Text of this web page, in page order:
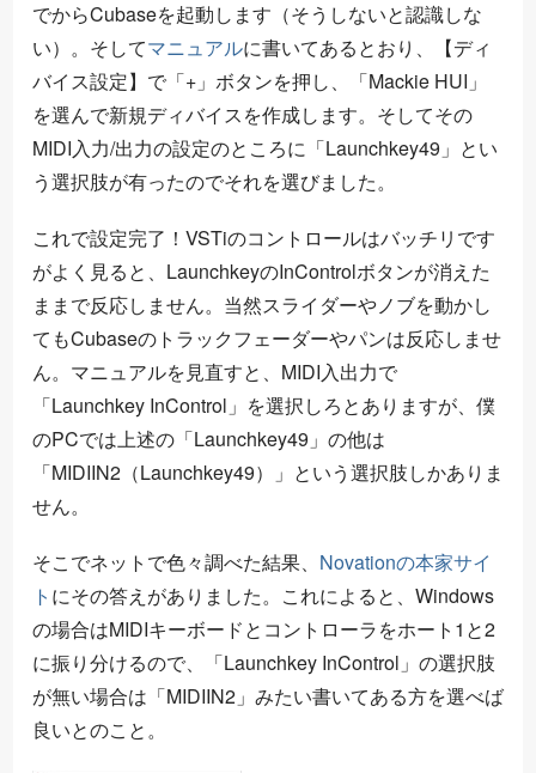
でからCubaseを起動します（そうしないと認識しな
い）。そしてマニュアルに書いてあるとおり、【ディ
バイス設定】で「+」ボタンを押し、「Mackie HUI」
を選んで新規ディバイスを作成します。そしてその
MIDI入力/出力の設定のところに「Launchkey49」とい
う選択肢が有ったのでそれを選びました。
これで設定完了！VSTiのコントロールはバッチリです
がよく見ると、LaunchkeyのInControlボタンが消えた
ままで反応しません。当然スライダーやノブを動かし
てもCubaseのトラックフェーダーやパンは反応しませ
ん。マニュアルを見直すと、MIDI入出力で
「Launchkey InControl」を選択しろとありますが、僕
のPCでは上述の「Launchkey49」の他は
「MIDIIN2（Launchkey49）」という選択肢しかありま
せん。
そこでネットで色々調べた結果、 Novationの本家サイ
ト にその答えがありました。これによると、Windows
の場合はMIDIキーボードとコントローラをホート1と2
に振り分けるので、「Launchkey InControl」の選択肢
が無い場合は「MIDIIN2」みたい書いてある方を選べば
良いとのこと。